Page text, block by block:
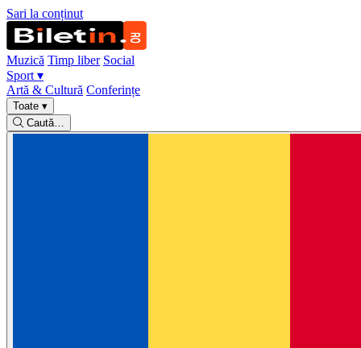
Sari la conținut
Muzică Timp liber Social
Sport ▾
Artă & Cultură Conferințe
Toate ▾
Caută…